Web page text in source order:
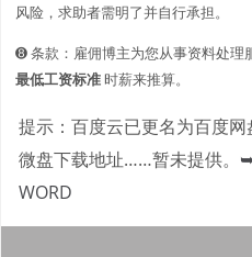
风险，求助者需明了并自行承担。
➑ 条款：雇佣博主为您从事资料处理
最低工资标准时薪来推算。
提示：百度云已更名为百度网
微盘下载地址……暂未提供。
WORD